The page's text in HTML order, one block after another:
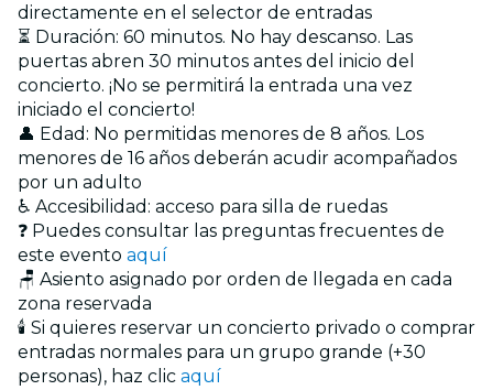
directamente en el selector de entradas
⏳ Duración: 60 minutos. No hay descanso. Las
puertas abren 30 minutos antes del inicio del
concierto. ¡No se permitirá la entrada una vez
iniciado el concierto!
👤 Edad: No permitidas menores de 8 años. Los
menores de 16 años deberán acudir acompañados
por un adulto
♿ Accesibilidad: acceso para silla de ruedas
❓ Puedes consultar las preguntas frecuentes de
este evento aquí
🪑 Asiento asignado por orden de llegada en cada
zona reservada
🕯️ Si quieres reservar un concierto privado o comprar
entradas normales para un grupo grande (+30
personas), haz clic aquí